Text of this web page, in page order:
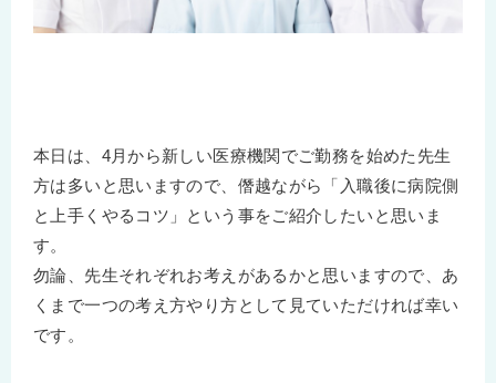
本日は、4月から新しい医療機関でご勤務を始めた先生
方は多いと思いますので、僭越ながら「入職後に病院側
と上手くやるコツ」という事をご紹介したいと思いま
す。
勿論、先生それぞれお考えがあるかと思いますので、あ
くまで一つの考え方やり方として見ていただければ幸い
です。